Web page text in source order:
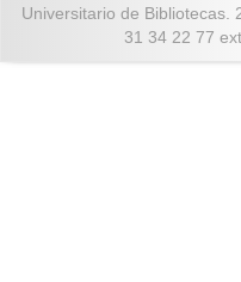
Universitario de Bibliotecas.
31 34 22 77